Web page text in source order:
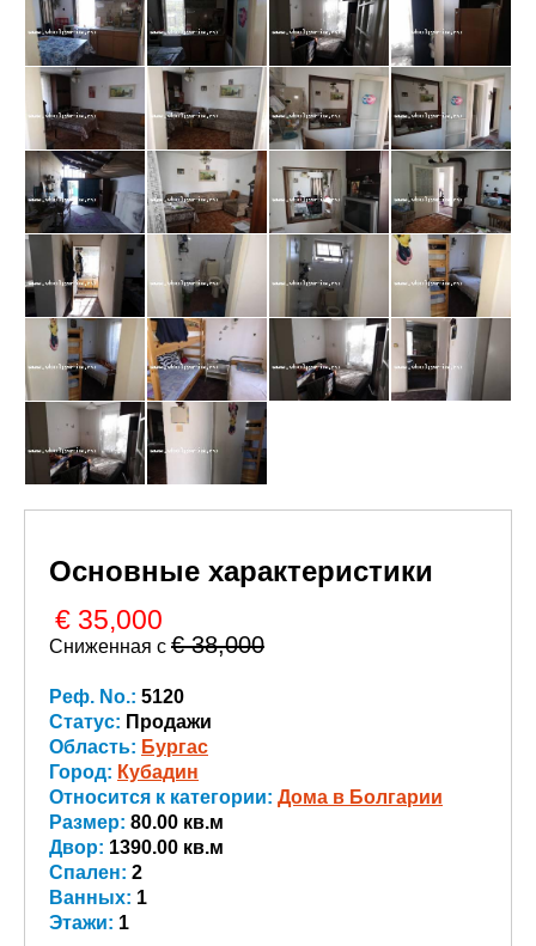
Основные характеристики
€ 35,000
Сниженная с € 38,000
Реф. No.: 5120
Статус: Продажи
Область: Бургас
Город: Кубадин
Относится к категории: Дома в Болгарии
Размер: 80.00 кв.м
Двор: 1390.00 кв.м
Спален: 2
Ванных: 1
Этажи: 1